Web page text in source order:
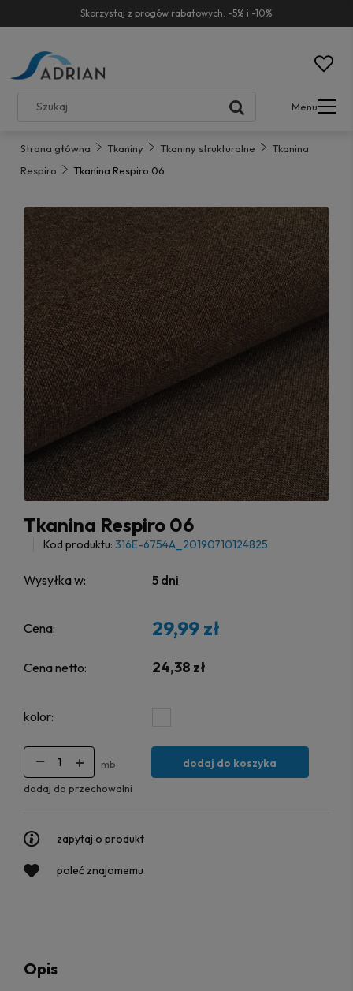
Skorzystaj z progów rabatowych: -5% i -10%
Menu
Strona główna Tkaniny Tkaniny strukturalne
Tkanina
Respiro
Tkanina Respiro 06
Tkanina Respiro 06
Kod produktu: 316E-6754A_20190710124825
Wysyłka w: 5 dni
Cena: 29,99 zł
Cena netto: 24,38 zł
kolor:
mb dodaj do koszyka
dodaj do przechowalni
zapytaj o produkt
poleć znajomemu
Opis